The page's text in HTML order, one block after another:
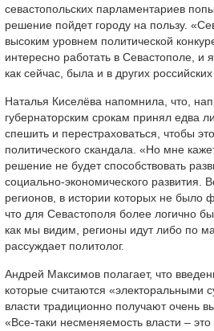
севастопольских парламентариев
решение пойдет городу на пользу.
высоким уровнем политической
интересно работать в Севастополе, и
как сейчас, была и в других
Наталья Киселёва напомнила, что,
губернаторским срокам принял едва
спешить и перестраховаться, чтобы
политического скандала. «Но мне
решение не будет способствовать
социально-экономического развития.
регионов, в истории которых не
что для Севастополя более логично
как мы видим, регионы идут либо по
рассуждает политолог.
Андрей Максимов полагает, что
которые считаются «электоральными
власти традиционно получают очень
«Все-таки несменяемость власти –